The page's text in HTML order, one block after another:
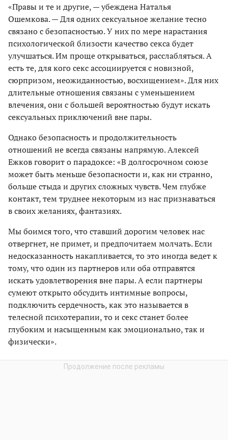
«Правы и те и другие, — убеждена Наталья
Ошемкова. — Для одних сексуальное желание тесно
связано с безопасностью. У них по мере нарастания
психологической близости качество секса будет
улучшаться. Им проще открываться, расслабляться. А
есть те, для кого секс ассоциируется с новизной,
сюрпризом, неожиданностью, восхищением». Для них
длительные отношения связаны с уменьшением
влечения, они с большей вероятностью будут искать
сексуальных приключений вне пары.
Однако безопасность и продолжительность
отношений не всегда связаны напрямую. Алексей
Ежков говорит о парадоксе: «В долгосрочном союзе
может быть меньше безопасности и, как ни странно,
больше стыда и других сложных чувств. Чем глубже
контакт, тем труднее некоторым из нас признаваться
в своих желаниях, фантазиях.
Мы боимся того, что ставший дорогим человек нас
отвергнет, не примет, и предпочитаем молчать. Если
недосказанность накапливается, то это иногда ведет к
тому, что один из партнеров или оба отправятся
искать удовлетворения вне пары. А если партнеры
сумеют открыто обсудить интимные вопросы,
подключить сердечность, как это называется в
телесной психотерапии, то и секс станет более
глубоким и насыщенным как эмоционально, так и
физически».